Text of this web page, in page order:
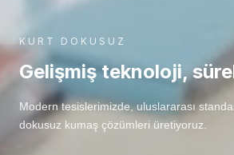
KURT DOKUSUZ
Gelişmiş teknoloji,
Modern tesislerimizde, uluslararası
dokusuz kumaş çözümleri üretiyoruz.